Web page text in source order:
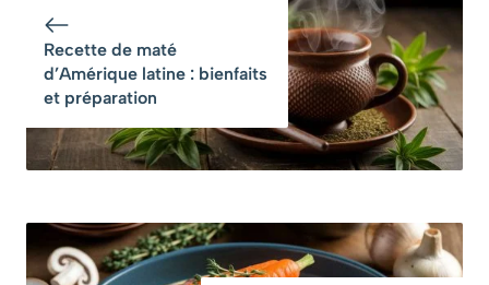
Recette de maté
d’Amérique latine : bienfaits
et préparation